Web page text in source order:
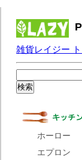
雑貨レイジー
ホーロー
エプロン